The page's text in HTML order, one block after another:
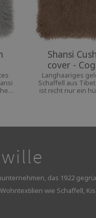
Shansi
cover -
Langhaariges
Schaffell aus
ist nicht nur ein
das 1922
wie Schaffell,